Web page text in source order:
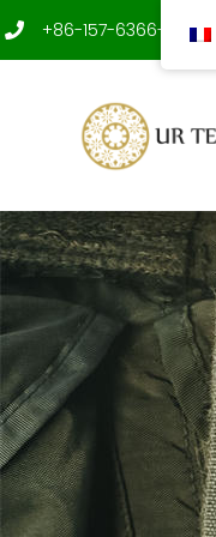
Aller
au
+86-157-6366-9312